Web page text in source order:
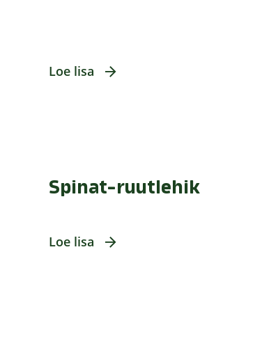
Loe lisa
Spinat-ruutlehik
Loe lisa